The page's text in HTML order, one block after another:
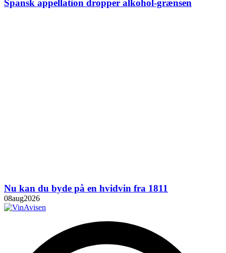
Spansk appellation dropper alkohol-grænsen
Nu kan du byde på en hvidvin fra 1811
08aug2026